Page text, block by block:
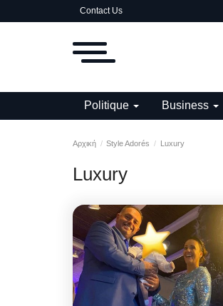
Contact Us
Politique Business
Αρχική Style Adorés Luxury
Luxury